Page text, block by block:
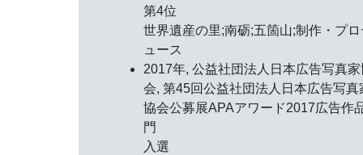
第4位
世界遺産の里;南砺;五箇山;制作・プロ
ュース
2017年, 公益社団法人日本広告写真家
会, 第45回公益社団法人日本広告写真
協会公募展APAアワード2017広告作
門
入選